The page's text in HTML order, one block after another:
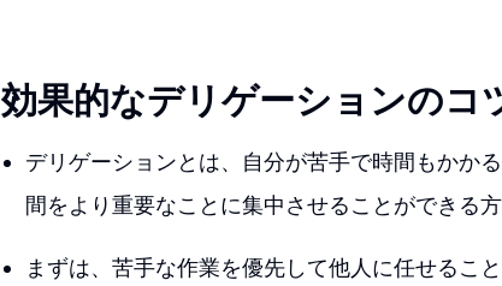
効果的なデリゲーションのコ
デリゲーションとは、自分が苦手で時間もかか
間をより重要なことに集中させることができる方
まずは、苦手な作業を優先して他人に任せるこ